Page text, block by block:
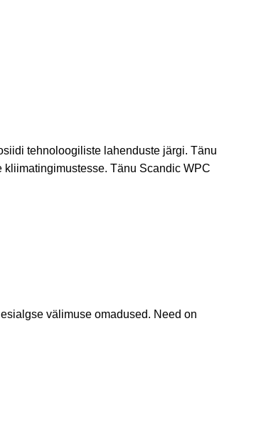
tehnoloogiliste lahenduste järgi. Tänu
Tänu Scandic WPC
välimuse omadused. Need on